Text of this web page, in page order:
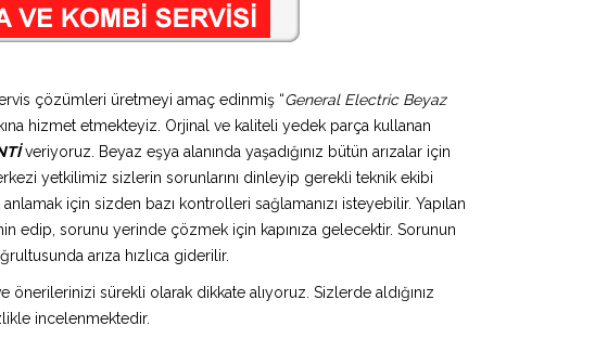
çözümleri üretmeyi amaç edinmiş “General Electric Beyaz
hizmet etmekteyiz. Orjinal ve kaliteli yedek parça kullanan
veriyoruz. Beyaz eşya alanında yaşadığınız bütün arızalar için
yetkilimiz sizlerin sorunlarını dinleyip gerekli teknik ekibi
için sizden bazı kontrolleri sağlamanızı isteyebilir. Yapılan
edip, sorunu yerinde çözmek için kapınıza gelecektir. Sorunun
arıza hızlıca giderilir.
sürekli olarak dikkate alıyoruz. Sizlerde aldığınız
incelenmektedir.